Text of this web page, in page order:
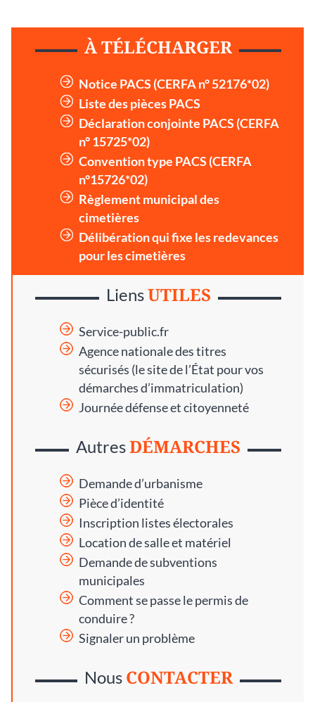
À TÉLÉCHARGER
Notice PACS (CERFA n° 52176*02)
Liste des pièces PACS
Déclaration conjointe PACS (CERFA
n° 15725*02)
Convention type PACS (CERFA
n°15726*02)
Règlement municipal des
cimetières
Délibération qui fixe les redevances
pour les cimetières
LiensUTILES
Service-public.fr
Agence nationale des titres
sécurisés (le site de l’État pour vos
démarches d’immatriculation)
Journée défense et citoyenneté
AutresDÉMARCHES
Demande d’urbanisme
Pièce d’identité
Inscription listes électorales
Location de salle et matériel
Demande de subventions
municipales
Comment se passe le permis de
conduire ?
Signaler un problème
Nous CONTACTER